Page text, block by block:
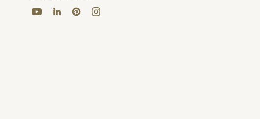
YouTubeLinkedInPinterestInstagram